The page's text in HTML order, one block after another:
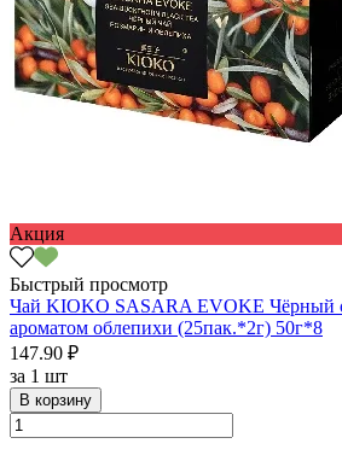
Акция
Быстрый просмотр
Чай KIOKO SASARA EVOKE Чёрный
ароматом облепихи (25пак.*2г) 50г*8
147.90 ₽
за 1 шт
В корзину